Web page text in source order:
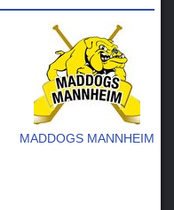
MADDOGS MANNHEIM